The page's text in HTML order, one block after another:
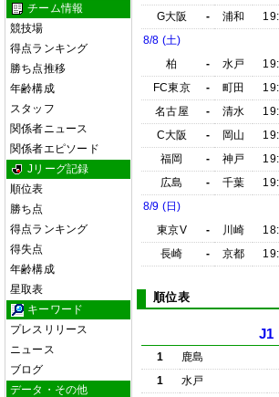
チーム情報
競技場
得点ランキング
勝ち点推移
年齢構成
スタッフ
関係者ニュース
関係者エピソード
Jリーグ記録
順位表
勝ち点
得点ランキング
得失点
年齢構成
星取表
キーワード
プレスリリース
ニュース
ブログ
データ・その他
G大阪
- 浦和
8/8 (土)
柏
- 水戸
FC東京
- 町田
名古屋
- 清水
C大阪
- 岡山
福岡
- 神戸
広島
- 千葉
8/9 (日)
東京V
- 川崎
長崎
- 京都
順位表
J1
1 鹿島
1
水戸